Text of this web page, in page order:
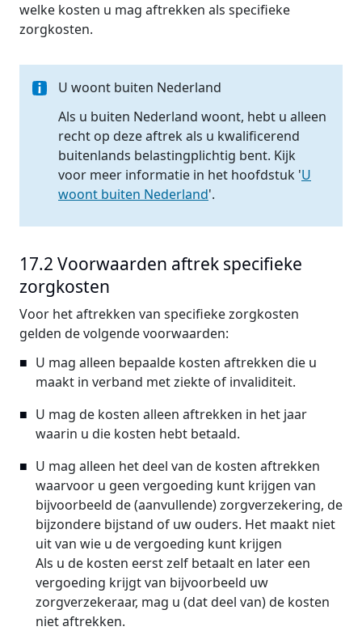
welke kosten u mag aftrekken als specifieke
zorgkosten.
U woont buiten Nederland
Als u buiten Nederland woont, hebt u alleen
recht op deze aftrek als u kwalificerend
buitenlands belastingplichtig bent. Kijk
voor meer informatie in het hoofdstuk 'U
woont buiten Nederland'.
17.2 Voorwaarden aftrek specifieke
zorgkosten
Voor het aftrekken van specifieke zorgkosten
gelden de volgende voorwaarden:
U mag alleen bepaalde kosten aftrekken die u
maakt in verband met ziekte of invaliditeit.
U mag de kosten alleen aftrekken in het jaar
waarin u die kosten hebt betaald.
U mag alleen het deel van de kosten aftrekken
waarvoor u geen vergoeding kunt krijgen van
bijvoorbeeld de (aanvullende) zorgverzekering, de
bijzondere bijstand of uw ouders. Het maakt niet
uit van wie u de vergoeding kunt krijgen
Als u de kosten eerst zelf betaalt en later een
vergoeding krijgt van bijvoorbeeld uw
zorgverzekeraar, mag u (dat deel van) de kosten
niet aftrekken.